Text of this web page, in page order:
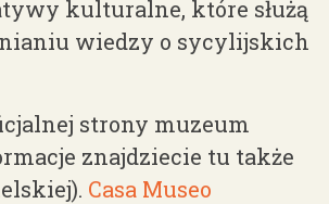
kulturalne, które służą
wiedzy o sycylijskich
strony muzeum
znajdziecie tu także
Casa Museo